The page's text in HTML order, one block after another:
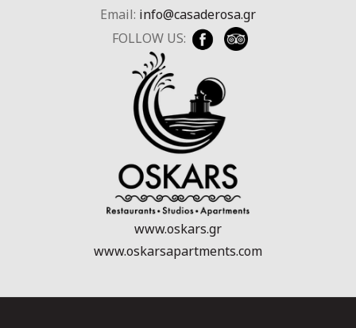
Email: info@casaderosa.gr
FOLLOW US:
www.oskars.gr
www.oskarsapartments.com